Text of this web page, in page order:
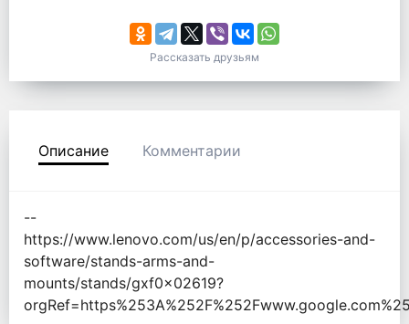
Рассказать друзьям
Описание Комментарии
--
https://www.lenovo.com/us/en/p/accessories-and-
software/stands-arms-and-
mounts/stands/gxf0x02619?